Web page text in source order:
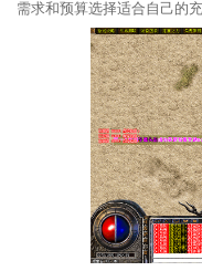
需求和预算选择适合自己的充